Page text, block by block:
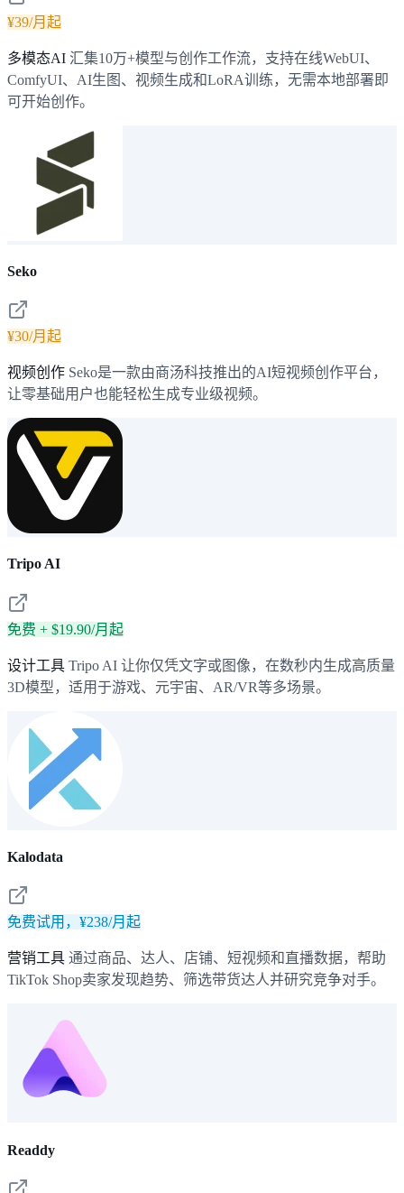
¥39/月起
多模态AI 汇集10万+模型与创作工作流，支持在线WebUI、
ComfyUI、AI生图、视频生成和LoRA训练，无需本地部署即
可开始创作。
Seko
¥30/月起
视频创作 Seko是一款由商汤科技推出的AI短视频创作平台，
让零基础用户也能轻松生成专业级视频。
Tripo AI
免费 + $19.90/月起
设计工具 Tripo AI 让你仅凭文字或图像，在数秒内生成高质量
3D模型，适用于游戏、元宇宙、AR/VR等多场景。
Kalodata
免费试用，¥238/月起
营销工具 通过商品、达人、店铺、短视频和直播数据，帮助
TikTok Shop卖家发现趋势、筛选带货达人并研究竞争对手。
Readdy